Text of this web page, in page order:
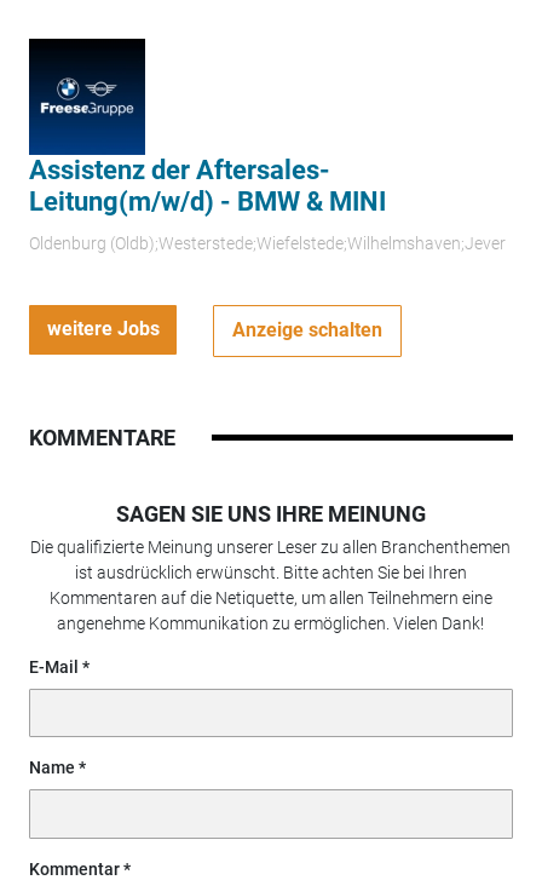
Assistenz der Aftersales-
Leitung(m/w/d) - BMW & MINI
Oldenburg (Oldb);Westerstede;Wiefelstede;Wilhelmshaven;Jever
weitere Jobs Anzeige schalten
KOMMENTARE
SAGEN SIE UNS IHRE MEINUNG
Die qualifizierte Meinung unserer Leser zu allen Branchenthemen
ist ausdrücklich erwünscht. Bitte achten Sie bei Ihren
Kommentaren auf die Netiquette, um allen Teilnehmern eine
angenehme Kommunikation zu ermöglichen. Vielen Dank!
E-Mail
Name
Kommentar